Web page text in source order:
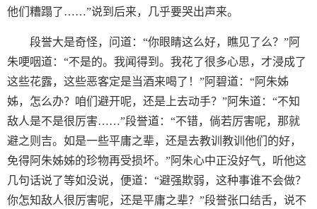
他们糟蹋了……”说到后来，几乎要哭出声来。
段誉大是奇怪，问道：“你眼睛这么好，瞧见了么？”阿
朱哽咽道：“不是的。我闻得到。我花了很多心思，才浸成了
这些花露，这些恶客定是当酒来喝了！”阿碧道：“阿朱姊
姊，怎么办？咱们避开呢，还是上去动手？”阿朱道：“不知
敌人是不是很厉害……”段誉道：“不错，倘若厉害呢，那就
避之则吉。如是一些平庸之辈，还是去教训教训他们的好，
免得阿朱姊姊的珍物再受损坏。”阿朱心中正没好气，听他这
几句话说了等如没说，便道：“避强欺弱，这种事谁不会做？
你怎知敌人很厉害呢，还是平庸之辈？”段誉张口结舌，说不